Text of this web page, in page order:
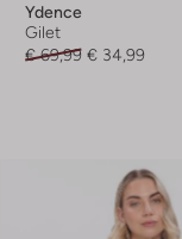
Ydence
Gilet
€ 69,99 € 34,99